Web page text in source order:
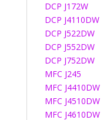
DCP J172W
DCP J4110DW
DCP J522DW
DCP J552DW
DCP J752DW
MFC J245
MFC J4410DW
MFC J4510DW
MFC J4610DW